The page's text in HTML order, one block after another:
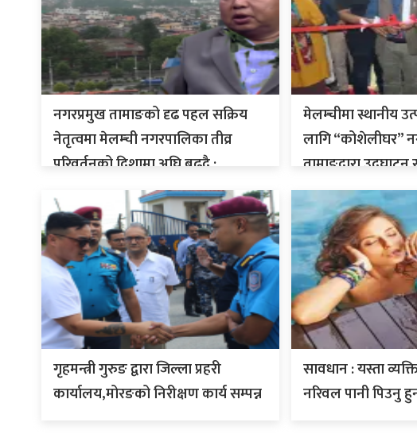
नगरप्रमुख तामाङको दृढ पहल सक्रिय
नेतृत्वमा मेलम्ची नगरपालिका तीव्र
परिवर्तनको दिशामा अघि बढ्दै :
अन्तरवार्ता भिडियो सहित
मेलम्चीमा स्थानीय
लागि “कोशेलीघर”
तामाङद्वारा उद्घाटन
गृहमन्त्री गुरुङ द्वारा जिल्ला प्रहरी
कार्यालय,मोरङको निरीक्षण कार्य सम्पन्न
सावधान : यस्ता
नरिवल पानी पिउनु